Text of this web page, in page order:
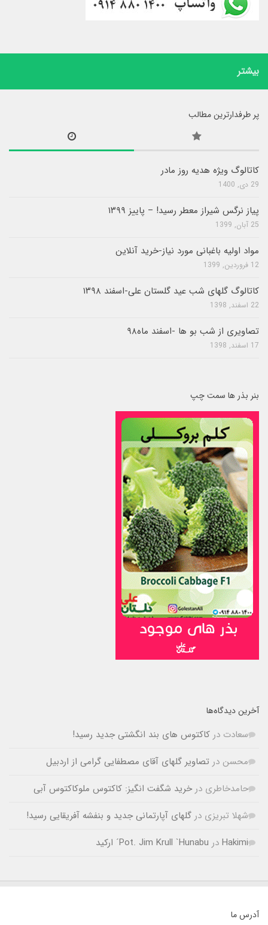
بیشتر
پر طرفدارترین مطالب
کاتالوگ ویژه هدیه روز مادر
29 دی, 1400
پیاز نرگس شیراز معطر رسید! – پاییز ۱۳۹۹
25 آبان, 1399
مواد اولیه باغبانی مورد نیاز-خرید آنلاین
12 فروردین, 1399
کاتالوگ گلهای شب عید گلستان علی-اسفند ۱۳۹۸
22 اسفند, 1398
تصاویری از شب بو ها -اسفند ماه۹۸
17 اسفند, 1398
بنر بذر ها سمت چپ
آخرین دیدگاه‌ها
سعادت در کاکتوس های بند انگشتی جدید رسید!
محسن در تصاویر گلهای آقای مصطفایی گرامی از اردبیل
حامدخاطری درخرید شگفت انگیز: کاکتوس ملوکاکتوس آبی
شهلا تبریزی در گلهای آپارتمانی جدید و بنفشه آفریقایی رسید!
Hakimi در Pot. Jim Krull `Hunabu´ ارکید
آدرس ما